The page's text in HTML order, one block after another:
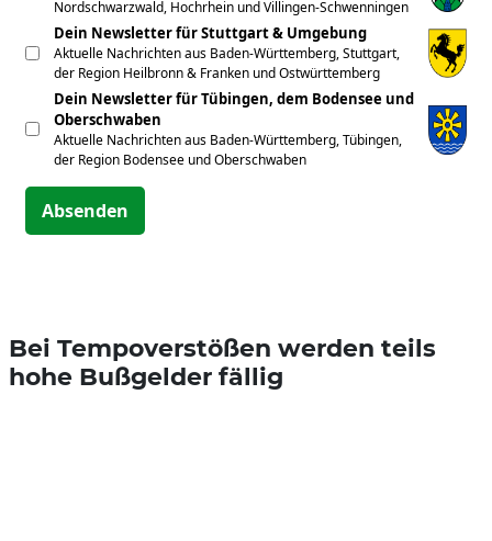
Nordschwarzwald, Hochrhein und Villingen-Schwenningen
Dein Newsletter für Stuttgart & Umgebung
Aktuelle Nachrichten aus Baden-Württemberg, Stuttgart,
der Region Heilbronn & Franken und Ostwürttemberg
Dein Newsletter für Tübingen, dem Bodensee und
Oberschwaben
Aktuelle Nachrichten aus Baden-Württemberg, Tübingen,
der Region Bodensee und Oberschwaben
Absenden
Bei Tempoverstößen werden teils
hohe Bußgelder fällig